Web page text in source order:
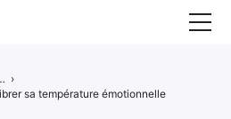
secours ›
sa température émotionnelle